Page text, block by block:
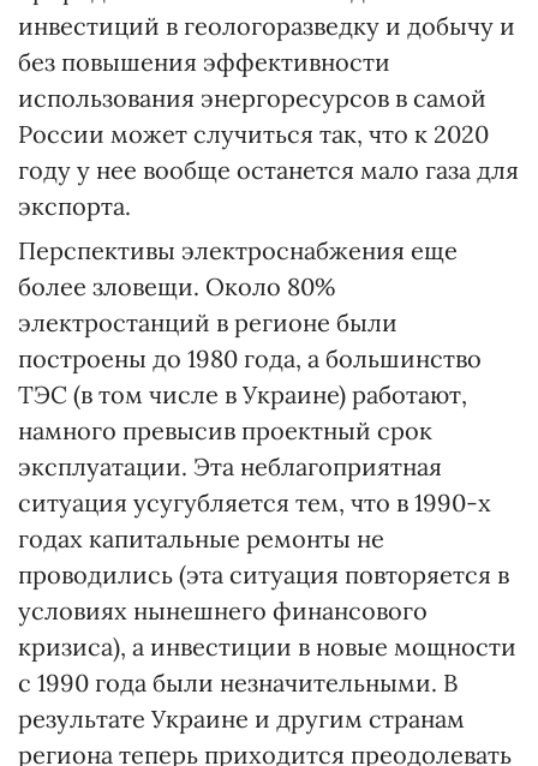
инвестиций в геологоразведку и добычу и
без повышения эффективности
использования энергоресурсов в самой
России может случиться так, что к 2020
году у нее вообще останется мало газа для
экспорта.
Перспективы электроснабжения еще
более зловещи. Около 80%
электростанций в регионе были
построены до 1980 года, а большинство
ТЭС (в том числе в Украине) работают,
намного превысив проектный срок
эксплуатации. Эта неблагоприятная
ситуация усугубляется тем, что в 1990-х
годах капитальные ремонты не
проводились (эта ситуация повторяется в
условиях нынешнего финансового
кризиса), а инвестиции в новые мощности
с 1990 года были незначительными. В
результате Украине и другим странам
региона теперь приходится преодолевать